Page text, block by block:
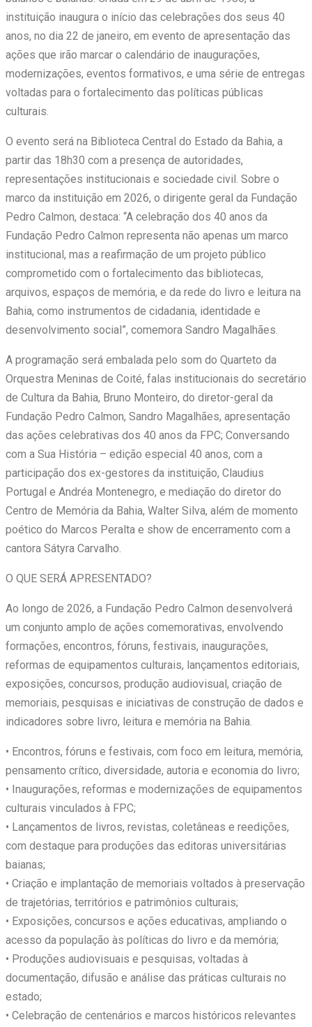
instituição inaugura o início das celebrações dos seus 40
anos, no dia 22 de janeiro, em evento de apresentação das
ações que irão marcar o calendário de inaugurações,
modernizações, eventos formativos, e uma série de entregas
voltadas para o fortalecimento das políticas públicas
culturais.
O evento será na Biblioteca Central do Estado da Bahia, a
partir das 18h30 com a presença de autoridades,
representações institucionais e sociedade civil. Sobre o
marco da instituição em 2026, o dirigente geral da Fundação
Pedro Calmon, destaca: “A celebração dos 40 anos da
Fundação Pedro Calmon representa não apenas um marco
institucional, mas a reafirmação de um projeto público
comprometido com o fortalecimento das bibliotecas,
arquivos, espaços de memória, e da rede do livro e leitura na
Bahia, como instrumentos de cidadania, identidade e
desenvolvimento social”, comemora Sandro Magalhães.
A programação será embalada pelo som do Quarteto da
Orquestra Meninas de Coité, falas institucionais do secretário
de Cultura da Bahia, Bruno Monteiro, do diretor-geral da
Fundação Pedro Calmon, Sandro Magalhães, apresentação
das ações celebrativas dos 40 anos da FPC; Conversando
com a Sua História – edição especial 40 anos, com a
participação dos ex-gestores da instituição, Claudius
Portugal e Andréa Montenegro, e mediação do diretor do
Centro de Memória da Bahia, Walter Silva, além de momento
poético do Marcos Peralta e show de encerramento com a
cantora Sátyra Carvalho.
O QUE SERÁ APRESENTADO?
Ao longo de 2026, a Fundação Pedro Calmon desenvolverá
um conjunto amplo de ações comemorativas, envolvendo
formações, encontros, fóruns, festivais, inaugurações,
reformas de equipamentos culturais, lançamentos editoriais,
exposições, concursos, produção audiovisual, criação de
memoriais, pesquisas e iniciativas de construção de dados e
indicadores sobre livro, leitura e memória na Bahia.
• Encontros, fóruns e festivais, com foco em leitura, memória,
pensamento crítico, diversidade, autoria e economia do livro;
• Inaugurações, reformas e modernizações de equipamentos
culturais vinculados à FPC;
• Lançamentos de livros, revistas, coletâneas e reedições,
com destaque para produções das editoras universitárias
baianas;
• Criação e implantação de memoriais voltados à preservação
de trajetórias, territórios e patrimônios culturais;
• Exposições, concursos e ações educativas, ampliando o
acesso da população às políticas do livro e da memória;
• Produções audiovisuais e pesquisas, voltadas à
documentação, difusão e análise das práticas culturais no
estado;
• Celebração de centenários e marcos históricos relevantes